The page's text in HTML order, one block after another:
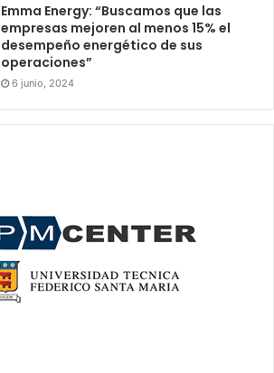
Emma Energy: “Buscamos que las
empresas mejoren al menos 15% el
desempeño energético de sus
operaciones”
6 junio, 2024